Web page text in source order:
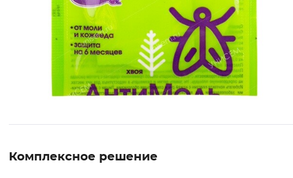
Комплексное решение